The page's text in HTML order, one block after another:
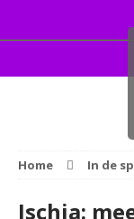
Home In de
Ischia: